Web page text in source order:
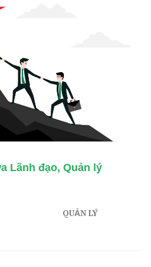
Lãnh đạo, Quản lý
QUẢN LÝ